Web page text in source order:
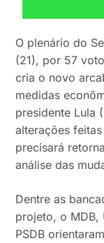
O plenário do
(21), por 57
cria o novo
medidas
presidente Lula
alterações
precisará
análise das
Dentre as
projeto, o MDB,
PSDB